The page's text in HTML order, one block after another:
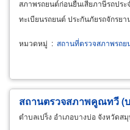
สภาพรถยนต์ก่อนยื่นเสียภาษีรถปร
ทะเบียนรถยนต์ ประกันภัยรถจักรย
หมวดหมู่ : สถานที่ตรวจสภาพรถย
สถานตรวจสภาพคูณทวี (
ตำบลเปร็ง อำเภอบางบ่อ จังหวัดส